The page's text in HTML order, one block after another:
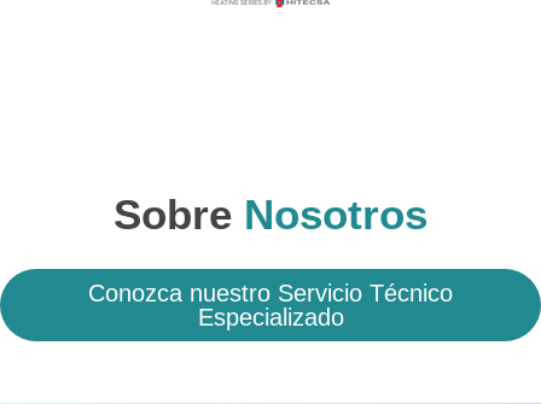
Sobre Nosotros
Conozca nuestro Servicio Técnico
Especializado